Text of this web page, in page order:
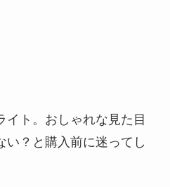
イト。おしゃれな見た目
い？と購入前に迷ってし